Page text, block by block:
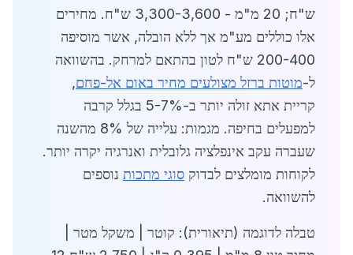
ש"ח; 20 מ"מ - 3,300-3,600 ש"ח. מחירים
אלו כוללים מע"מ אך ללא הובלה, אשר מוסיפה
200-400 ש"ח לטון בהתאם למרחק. בהשוואה
ל-מוטות ברזל מצולעים מחיר באום אל-פחם,
קריית אתא זולה יותר ב-5-7% בגלל קרבה
למפעלים בחיפה. מגמות: עלייה של 8% מהשנה
שעברה עקב אינפלציה גלובלית ואנרגיה יקרה יותר.
לקוחות מומלצים לבדוק סוגי מתכות נוספים
להשוואה.
טבלה לדוגמה (תיאורית): קוטר | משקל מטר |